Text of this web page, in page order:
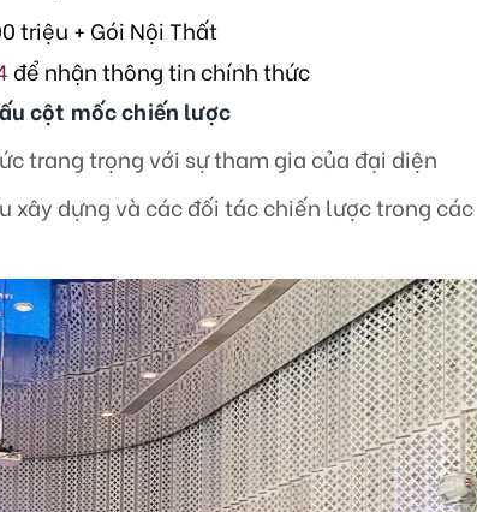
triệu + Gói Nội Thất
để nhận thông tin chính thức
cột mốc chiến lược
trang trọng với sự tham gia của đại diện
xây dựng và các đối tác chiến lược trong các